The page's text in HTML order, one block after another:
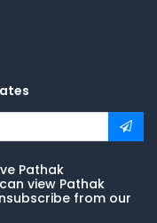
Pathak
view Pathak
from our